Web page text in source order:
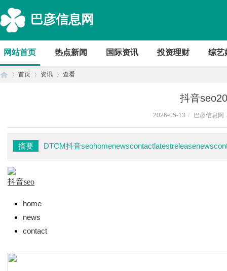
巴彦信息网
网站首页 热点新闻 国际资讯 投资理财 综艺
首页 资讯 查看
抖音
2026-05-13 / 巴彦信息网
摘要 DTCM抖音
抖音seo
home
news
contact